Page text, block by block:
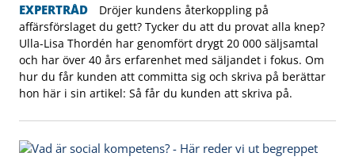
EXPERTRÅD
Dröjer kundens återkoppling på
affärsförslaget du gett? Tycker du att du provat alla knep?
Ulla-Lisa Thordén har genomfört drygt 20 000 säljsamtal
och har över 40 års erfarenhet med säljandet i fokus. Om
hur du får kunden att committa sig och skriva på berättar
hon här i sin artikel: Så får du kunden att skriva på.